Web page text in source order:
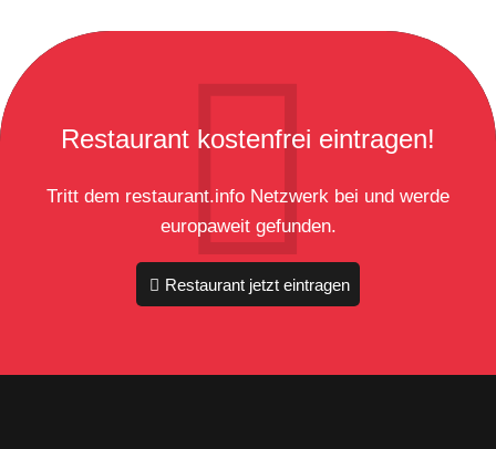
Restaurant kostenfrei eintragen!
Tritt dem restaurant.info Netzwerk bei und werde
europaweit gefunden.
Restaurant jetzt eintragen